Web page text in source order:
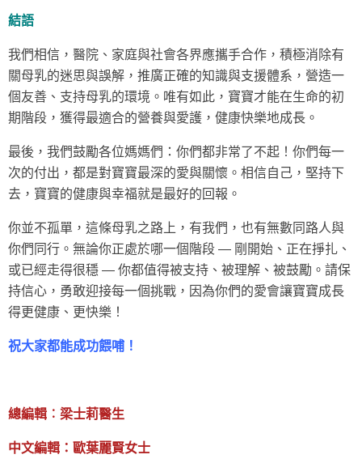
結語
我們相信，醫院、家庭與社會各界應攜手合作，積極消除有
關母乳的迷思與誤解，推廣正確的知識與支援體系，營造一
個友善、支持母乳的環境。唯有如此，寶寶才能在生命的初
期階段，獲得最適合的營養與愛護，健康快樂地成長。
最後，我們鼓勵各位媽媽們：你們都非常了不起！你們每一
次的付出，都是對寶寶最深的愛與關懷。相信自己，堅持下
去，寶寶的健康與幸福就是最好的回報。
你並不孤單，這條母乳之路上，有我們，也有無數同路人與
你們同行。無論你正處於哪一個階段 — 剛開始、正在掙扎、
或已經走得很穩 — 你都值得被支持、被理解、被鼓勵。請保
持信心，勇敢迎接每一個挑戰，因為你們的愛會讓寶寶成長
得更健康、更快樂！
祝大家都能成功餵哺！
總編輯︰梁士莉醫生
中文編輯：歐葉麗賢女士